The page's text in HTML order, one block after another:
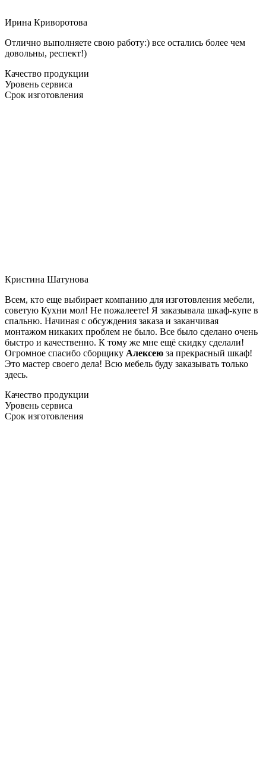
Ирина Криворотова
Отлично выполняете свою работу:) все остались более чем
довольны, респект!)
Качество продукции
Уровень сервиса
Срок изготовления
Кристина Шатунова
Всем, кто еще выбирает компанию для изготовления мебели,
советую Кухни мол! Не пожалеете! Я заказывала шкаф-купе в
спальню. Начиная с обсуждения заказа и заканчивая
монтажом никаких проблем не было. Все было сделано очень
быстро и качественно. К тому же мне ещё скидку сделали!
Огромное спасибо сборщику Алексею за прекрасный шкаф!
Это мастер своего дела! Всю мебель буду заказывать только
здесь.
Качество продукции
Уровень сервиса
Срок изготовления